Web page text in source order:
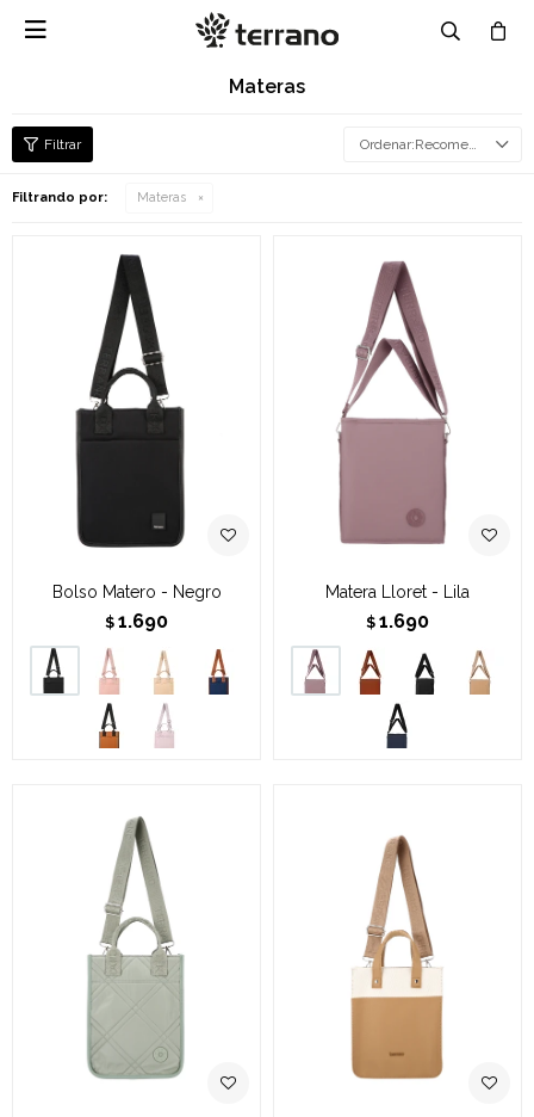

Materas
Recomendados
Filtrando por: Materas
Bolso Matero - Negro
$ 1.690
Matera Lloret - Lila
$ 1.690